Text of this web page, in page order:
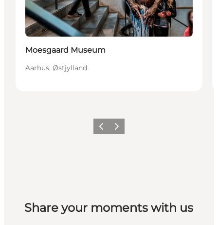
Bæredygtige oplevelser
Moesgaard Museum
Aarhus, Østjylland
ForrigeNæste
Share your moments with us